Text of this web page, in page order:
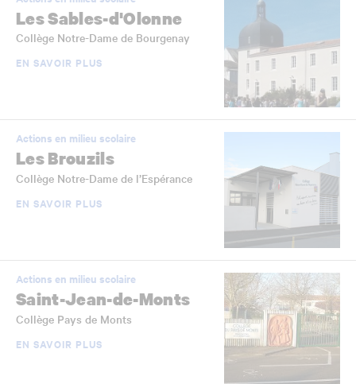
Les Sables-d'Olonne
Collège Notre-Dame de Bourgenay
EN SAVOIR PLUS
Actions en milieu scolaire
Les Brouzils
Collège Notre-Dame de l’Espérance
EN SAVOIR PLUS
Actions en milieu scolaire
Saint-Jean-de-Monts
Collège Pays de Monts
EN SAVOIR PLUS